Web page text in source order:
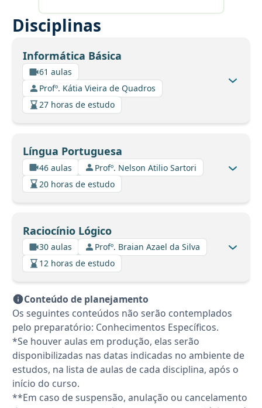
Disciplinas
Informática Básica
61 aulas
Profº. Kátia Vieira de Quadros
27 horas de estudo
Língua Portuguesa
46 aulas
Profº. Nelson Atilio Sartori
20 horas de estudo
Raciocínio Lógico
30 aulas
Profº. Braian Azael da Silva
12 horas de estudo
Conteúdo de planejamento
Os seguintes conteúdos não serão contemplados
pelo preparatório: Conhecimentos Específicos.
*Se houver aulas em produção, elas serão
disponibilizadas nas datas indicadas no ambiente de
estudos, na lista de aulas de cada disciplina, após o
início do curso.
**Em caso de suspensão, anulação ou cancelamento